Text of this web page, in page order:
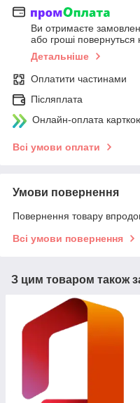
Ви отримаєте
або гроші повернуться
Детальніше
Оплатити частинами
Післяплата
Онлайн-оплата
Всі умови оплати
Умови повернення
Повернення товару
Всі умови повернення
З цим товаром також